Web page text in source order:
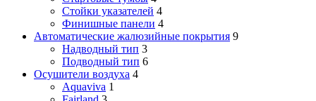
Стойки указателей 4
Финишные панели 4
Автоматические жалюзийные покрытия 9
Надводный тип 3
Подводный тип 6
Осушители воздуха 4
Aquaviva 1